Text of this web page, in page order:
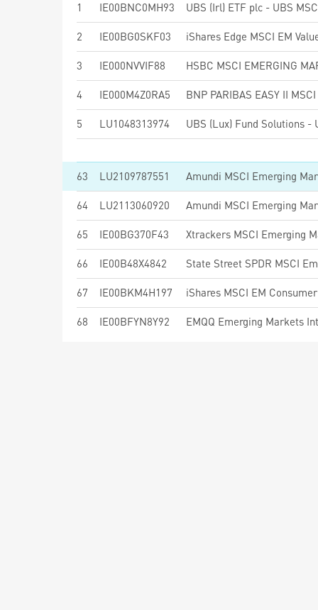
1
IE00BNC0MH93
2 IE00BG0SKF03 iShares Edge MSCI EM
3 IE000NVVIF88
4 IE000M4Z0RA5
5 LU1048313974
63 LU2109787551
64 LU2113060920 Amundi MSCI Emerging
65 IE00BG370F43 Xtrackers MSCI Emerging
66 IE00B48X4842
67 IE00BKM4H197 iShares MSCI EM
68 IE00BFYN8Y92 EMQQ Emerging Markets